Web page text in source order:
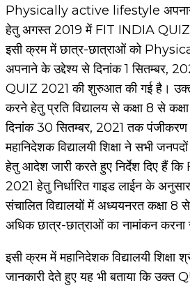
Physically active lifestyle अपनाने
हेतु अगस्त 2019 में FIT INDIA QUIZ
इसी क्रम में छात्र-छात्राओं को
अपनाने के उद्देश्य से दिनांक 1 सितम्बर,
QUIZ 2021 की शुरुआत की गई है। उक्त
करने हेतु प्रति विद्यालय से कक्षा 8 से
दिनांक 30 सितम्बर, 2021 तक पंजीकरण
महानिदेशक विद्यालयी शिक्षा ने सभी
हेतु आदेश जारी करते हुए निर्देश दिए हैं
2021 हेतु निर्धारित गाइड लाईन के
संचालित विद्यालयों में अध्ययनरत कक्षा
अधिक छात्र-छात्राओं का नामांकन करना
इसी क्रम में महानिदेशक विद्यालयी शिक्षा
जानकारी देते हुए यह भी बताया कि उक्त